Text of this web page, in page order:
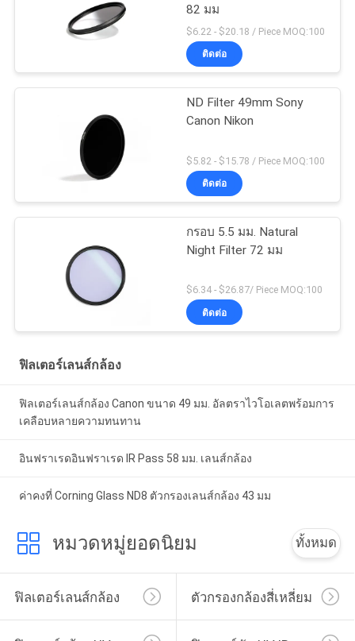
82 มม
$6.22 - $20.18 / Piece MOQ:100
ติดต่อ
ND Filter 49mm Sony
Canon Nikon
$5.82 - $15.78 / Piece MOQ:100
ติดต่อ
กรอบ 5.5 มม. Natural
Night Filter 72 มม
$6.34 - $26.87/ Piece MOQ:100
ติดต่อ
ฟิลเตอร์เลนส์กล้อง
ฟิลเตอร์เลนส์กล้อง Canon ขนาด 49 มม. อัลตราไวโอเลตพร้อมการ
เคลือบหลายความทนทาน
อินฟราเรดอินฟราเรด IR Pass 58 มม. เลนส์กล้อง
ค่าคงที่ Corning Glass ND8 ตัวกรองเลนส์กล้อง 43 มม
หมวดหมู่ยอดนิยม ทั้งหมด
ฟิลเตอร์เลนส์กล้อง ตัวกรองกล้องสี่เหลี่ยม